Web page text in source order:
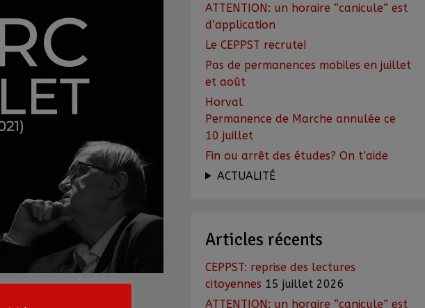
ATTENTION: un horaire “canicule” est
d’application
Le CEPPST recrute!
Pas de permanences mobiles en juillet
et août
Horval
Permanence de Marche annulée ce
10 juillet
Fin ou arrêt des études? On t’aide
ACTUALITÉ
Articles récents
CEPPST: reprise des lectures
citoyennes 15 juillet 2026
ATTENTION: un horaire “canicule” est